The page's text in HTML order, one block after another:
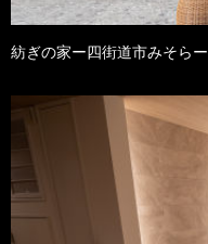
紡ぎの家ー四街道市みそらー